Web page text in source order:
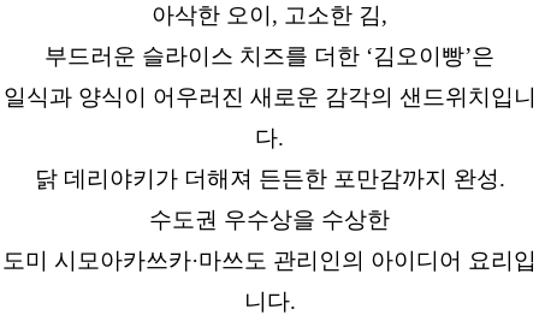
아삭한 오이, 고소한 김,
부드러운 슬라이스 치즈를 더한 ‘김오이빵’은
일식과 양식이 어우러진 새로운 감각의 샌드위치입니
다.
닭 데리야키가 더해져 든든한 포만감까지 완성.
수도권 우수상을 수상한
도미 시모아카쓰카·마쓰도 관리인의 아이디어 요리입
니다.